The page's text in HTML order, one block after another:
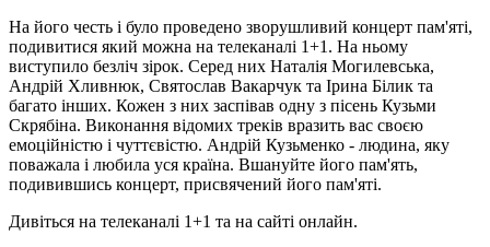
На його честь і було проведено зворушливий концерт пам'яті,
подивитися який можна на телеканалі 1+1. На ньому
виступило безліч зірок. Серед них Наталія Могилевська,
Андрій Хливнюк, Святослав Вакарчук та Ірина Білик та
багато інших. Кожен з них заспівав одну з пісень Кузьми
Скрябіна. Виконання відомих треків вразить вас своєю
емоційністю і чуттєвістю. Андрій Кузьменко - людина, яку
поважала і любила уся країна. Вшануйте його пам'ять,
подивившись концерт, присвячений його пам'яті.
Дивіться на телеканалі 1+1 та на сайті онлайн.